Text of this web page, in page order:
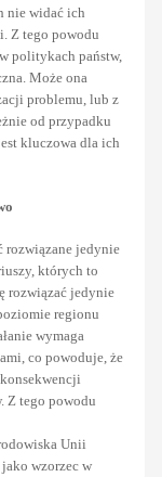
nie widać ich
Z tego powodu
politykach państw,
Może ona
problemu, lub z
od przypadku
kluczowa dla ich
rozwiązane jedynie
których to
rozwiązać jedynie
regionu
wymaga
co powoduje, że
Z tego powodu
Unii
wzorzec w